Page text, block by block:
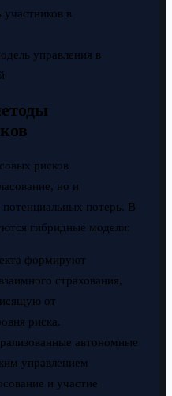
в
управления в
рисков
но и
потенциальных потерь. В
гибридные модели:
формируют
страхования,
от
риска.
автономные
управлением
и участие